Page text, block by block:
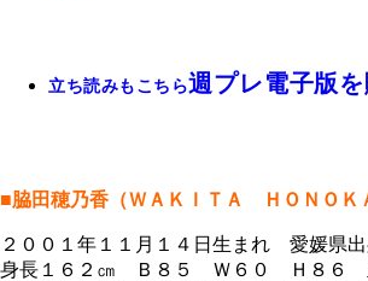
立ち読みもこちら週プレ電子版を
■脇田穂乃香（ＷＡＫＩＴＡ ＨＯＮＯＫ
２００１年１１月１４日生まれ 愛媛県
身長１６２㎝ Ｂ８５ Ｗ６０ Ｈ８６